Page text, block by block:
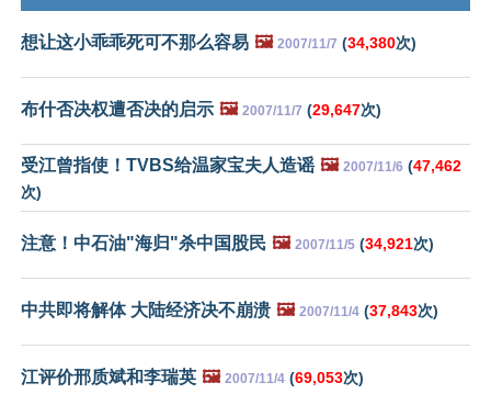
想让这小乖乖死可不那么容易 🖼️ 2007/11/7 (34,380次)
布什否决权遭否决的启示 🖼️ 2007/11/7 (29,647次)
受江曾指使！TVBS给温家宝夫人造谣 🖼️ 2007/11/6 (47,462
次)
注意！中石油"海归"杀中国股民 🖼️ 2007/11/5 (34,921次)
中共即将解体 大陆经济决不崩溃 🖼️ 2007/11/4 (37,843次)
江评价邢质斌和李瑞英 🖼️ 2007/11/4 (69,053次)